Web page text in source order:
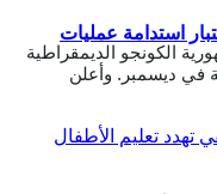
القرار 2719 واختبار استدامة عمليات
الكونجو الديمقراطية
في ديسمبر. وأعلن